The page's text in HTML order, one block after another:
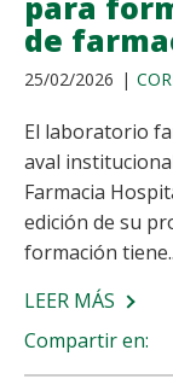
de
25/02/2026
El laboratorio
aval
Farmacia
edición de su
formación
LEER MÁS SOBRE
KERN
Compartir en: